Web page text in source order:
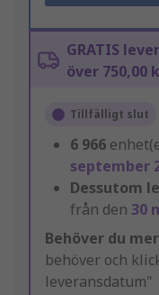
GRATIS
över 750,00
Tillfälligt slut
6 966
september
Dessutom
från den 30
Behöver du
behöver och
leveransdatum"